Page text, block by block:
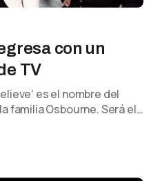
con un
TV
es el nombre del
familia Osbourne. Será el…